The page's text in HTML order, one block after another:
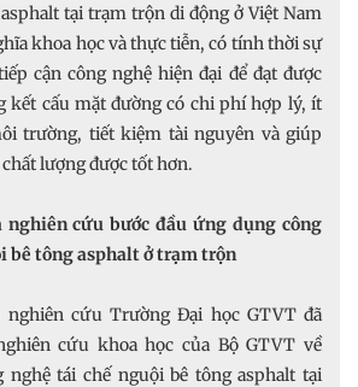
tại trạm trộn di động ở Việt Nam
khoa học và thực tiễn, có tính thời sự
cận công nghệ hiện đại để đạt được
kết cấu mặt đường có chi phí hợp lý, ít
trường, tiết kiệm tài nguyên và giúp
lượng được tốt hơn.
nghiên cứu bước đầu ứng dụng công
bê tông asphalt ở trạm trộn
nghiên cứu Trường Đại học GTVT đã
cứu khoa học của Bộ GTVT về
nghệ tái chế nguội bê tông asphalt tại